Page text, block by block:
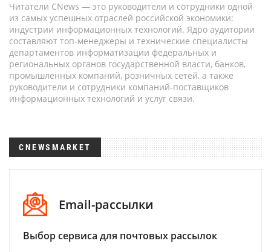
Читатели CNews — это руководители и сотрудники одной
из самых успешных отраслей российской экономики:
индустрии информационных технологий. Ядро аудитории
составляют топ-менеджеры и технические специалисты
департаментов информатизации федеральных и
региональных органов государственной власти, банков,
промышленных компаний, розничных сетей, а также
руководители и сотрудники компаний-поставщиков
информационных технологий и услуг связи.
CNEWSMARKET
Email-рассылки
Выбор сервиса для почтовых рассылок